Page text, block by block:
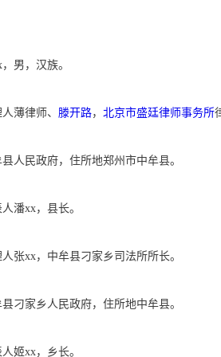
男，汉族。
薄律师、 滕开路， 北京市盛廷律师事务所
人民政府，住所地郑州市中牟县。
潘xx，县长。
张xx，中牟县刁家乡司法所所长。
刁家乡人民政府，住所地中牟县。
姬xx，乡长。